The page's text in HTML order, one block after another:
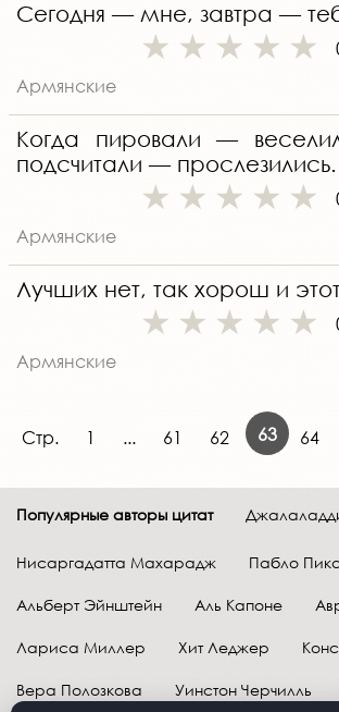
Сегодня — мне, завтра —
Армянские
Когда пировали —
подсчитали — прослезились.
Армянские
Лучших нет, так хорош и
Армянские
Стр. 1 ... 61 62 63 64
Популярные авторы цитат
Нисаргадатта Махарадж Пабло
Альберт Эйнштейн Аль Капоне
Лариса Миллер Хит Леджер
Вера Полозкова Уинстон Черчилль